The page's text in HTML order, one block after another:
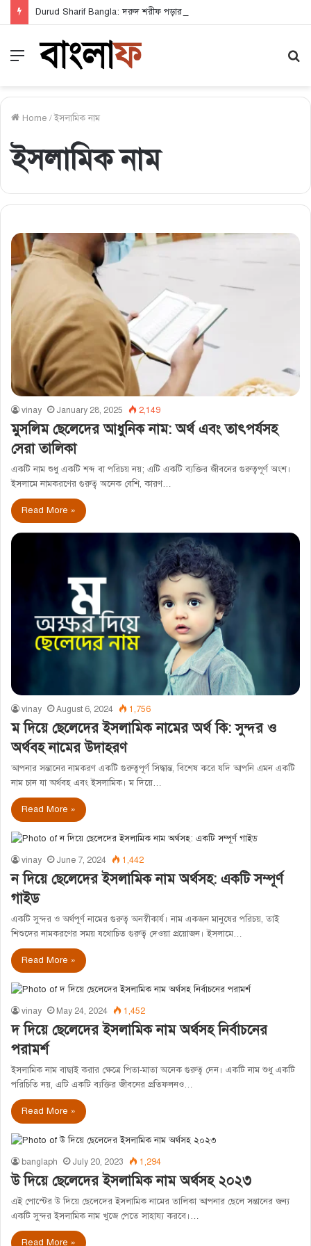
Durud Sharif Bangla: দরুদ শরীফ পড়ার নিয়ম ও এর অসাধারণ ফজিলত
Menu
Home /ইসলামিক নাম
ইসলামিক নাম
vinay January 28, 2025 2,149
মুসলিম ছেলেদের আধুনিক নাম: অর্থ এবং তাৎপর্যসহ
সেরা তালিকা
একটি নাম শুধু একটি শব্দ বা পরিচয় নয়; এটি একটি ব্যক্তির জীবনের গুরুত্বপূর্ণ অংশ।
ইসলামে নামকরণের গুরুত্ব অনেক বেশি, কারণ…
Read More »
vinay August 6, 2024 1,756
ম দিয়ে ছেলেদের ইসলামিক নামের অর্থ কি: সুন্দর ও
অর্থবহ নামের উদাহরণ
আপনার সন্তানের নামকরণ একটি গুরুত্বপূর্ণ সিদ্ধান্ত, বিশেষ করে যদি আপনি এমন একটি
নাম চান যা অর্থবহ এবং ইসলামিক। ম দিয়ে…
Read More »
vinay June 7, 2024 1,442
ন দিয়ে ছেলেদের ইসলামিক নাম অর্থসহ: একটি সম্পূর্ণ
গাইড
একটি সুন্দর ও অর্থপূর্ণ নামের গুরুত্ব অনস্বীকার্য। নাম একজন মানুষের পরিচয়, তাই
শিশুদের নামকরণের সময় যথোচিত গুরুত্ব দেওয়া প্রয়োজন। ইসলামে…
Read More »
vinay May 24, 2024 1,452
দ দিয়ে ছেলেদের ইসলামিক নাম অর্থসহ নির্বাচনের
পরামর্শ
ইসলামিক নাম বাছাই করার ক্ষেত্রে পিতা-মাতা অনেক গুরুত্ব দেন। একটি নাম শুধু একটি
পরিচিতি নয়, এটি একটি ব্যক্তির জীবনের প্রতিফলনও…
Read More »
banglaph July 20, 2023 1,294
উ দিয়ে ছেলেদের ইসলামিক নাম অর্থসহ ২০২৩
এই পোস্টের উ দিয়ে ছেলেদের ইসলামিক নামের তালিকা আপনার ছেলে সন্তানের জন্য
একটি সুন্দর ইসলামিক নাম খুজে পেতে সাহায্য করবে।…
Read More »